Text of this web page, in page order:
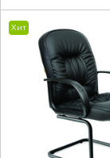
Россия
Хит